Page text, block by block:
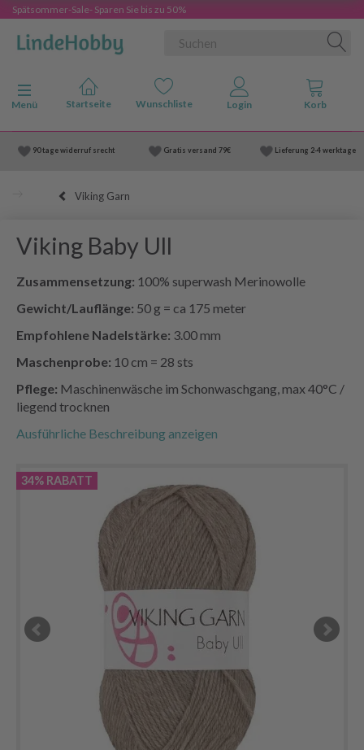
Spätsommer-Sale- Sparen Sie bis zu 50%
Anzeige ändern
Menü
90 tage widerruf srecht Gratis versand 79€ Lieferung 2-4 werktage
Viking Garn
Viking Baby Ull
Zusammensetzung: 100% superwash Merinowolle
Gewicht/Lauflänge: 50 g = ca 175 meter
Empfohlene Nadelstärke: 3.00 mm
Maschenprobe: 10 cm = 28 sts
Pflege: Maschinenwäsche im Schonwaschgang, max 40°C /
liegend trocknen
Ausführliche Beschreibung anzeigen
34% RABATT